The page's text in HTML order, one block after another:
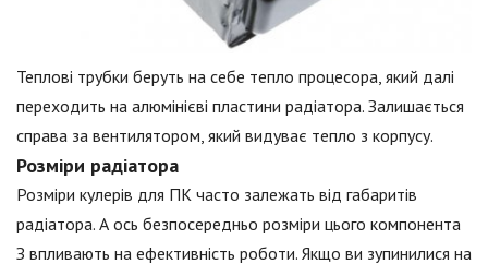
Теплові трубки беруть на себе тепло процесора, який далі
переходить на алюмінієві пластини радіатора. Залишається
справа за вентилятором, який видуває тепло з корпусу.
Розміри радіатора
Розміри кулерів для ПК часто залежать від габаритів
радіатора. А ось безпосередньо розміри цього компонента
З впливають на ефективність роботи. Якщо ви зупинилися на